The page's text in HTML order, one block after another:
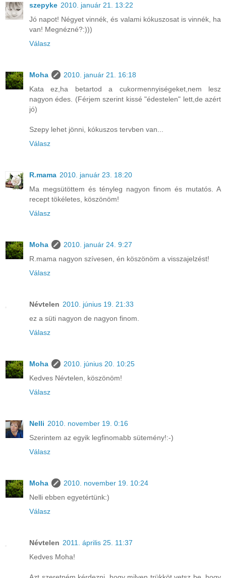
szepyke 2010. január 21. 13:22
Jó napot! Négyet vinnék, és valami kókuszosat is vinnék, ha
van! Megnézné?:)))
Válasz
Moha
2010. január 21. 16:18
Kata ez,ha betartod a cukormennyiségeket,nem lesz
nagyon édes. (Férjem szerint kissé "édestelen" lett,de azért
jó)
Szepy lehet jönni, kókuszos tervben van...
Válasz
R.mama 2010. január 23. 18:20
Ma megsütöttem és tényleg nagyon finom és mutatós. A
recept tökéletes, köszönöm!
Válasz
Moha
2010. január 24. 9:27
R.mama nagyon szívesen, én köszönöm a visszajelzést!
Válasz
Névtelen 2010. június 19. 21:33
ez a süti nagyon de nagyon finom.
Válasz
Moha
2010. június 20. 10:25
Kedves Névtelen, köszönöm!
Válasz
Nelli 2010. november 19. 0:16
Szerintem az egyik legfinomabb sütemény!:-)
Válasz
Moha
2010. november 19. 10:24
Nelli ebben egyetértünk:)
Válasz
Névtelen 2011. április 25. 11:37
Kedves Moha!